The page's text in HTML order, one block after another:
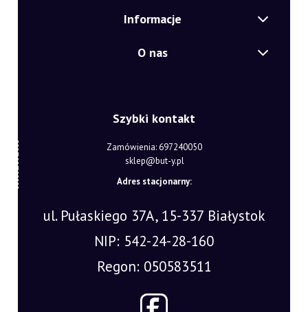
Informacje
O nas
Szybki kontakt
Zamówienia: 697240050
sklep@but-y.pl
Adres stacjonarny:
ul. Pułaskiego 37A, 15-337 Białystok
NIP: 542-24-28-160
Regon: 050583511